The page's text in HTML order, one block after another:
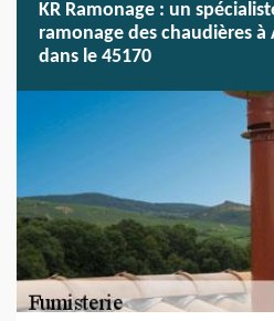
KR Ramonage : un
ramonage des chaudières à
dans le 45170